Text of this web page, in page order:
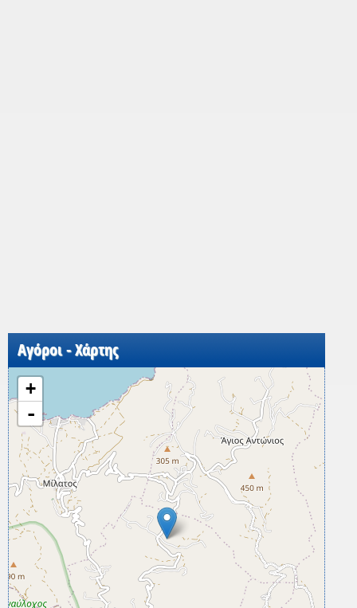
Αγόροι - Χάρτης
+
-